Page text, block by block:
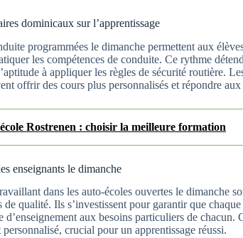
dominicaux sur l’apprentissage
programmées le dimanche permettent aux
les compétences de conduite. Ce rythme
à appliquer les règles de sécurité routière.
offrir des cours plus personnalisés et répondre
Rostrenen : choisir la meilleure formation
enseignants le dimanche
dans les auto-écoles ouvertes le dimanche
de qualité. Ils s’investissent pour garantir que
d’enseignement aux besoins particuliers de
crucial pour un apprentissage réussi.